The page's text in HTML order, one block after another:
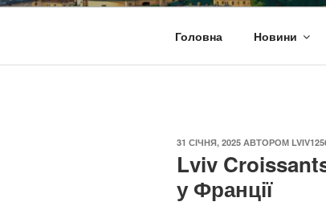
Головна Новини
ОПУБЛІКОВАНО
31 СІЧНЯ, 2025 АВТОРОМ
Lviv
у Франції